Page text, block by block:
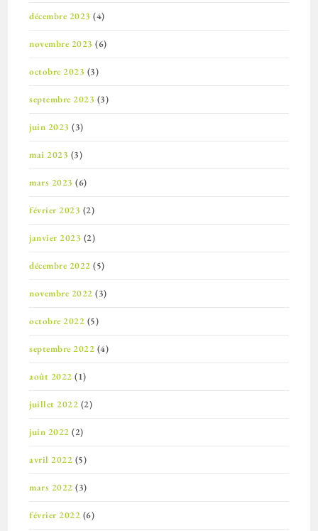
décembre 2023 (4)
novembre 2023 (6)
octobre 2023 (3)
septembre 2023 (3)
juin 2023 (3)
mai 2023 (3)
mars 2023 (6)
février 2023 (2)
janvier 2023 (2)
décembre 2022 (5)
novembre 2022 (3)
octobre 2022 (5)
septembre 2022 (4)
août 2022 (1)
juillet 2022 (2)
juin 2022 (2)
avril 2022 (5)
mars 2022 (3)
février 2022 (6)